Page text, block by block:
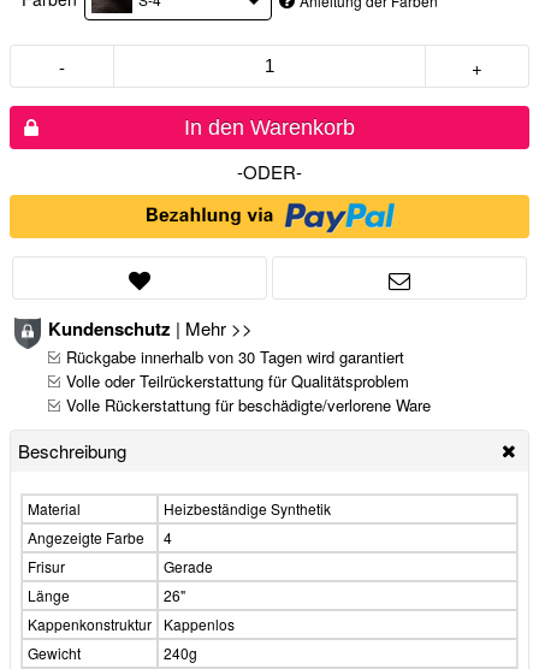
- +
In den Warenkorb
-ODER-
Kundenschutz | Mehr >>
Rückgabe innerhalb von 30 Tagen wird garantiert
Volle oder Teilrückerstattung für Qualitätsproblem
Volle Rückerstattung für beschädigte/verlorene Ware
Beschreibung
Material
Heizbeständige Synthetik
Angezeigte Farbe
4
Frisur
Gerade
Länge
26"
Kappenkonstruktur
Kappenlos
Gewicht
240g